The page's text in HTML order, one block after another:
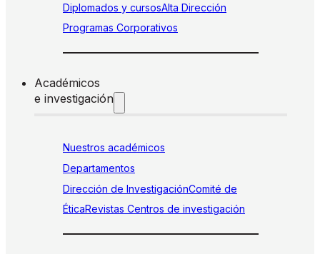
Diplomados y cursosAlta Dirección
Programas Corporativos
Académicos
e investigación
Nuestros académicos
Departamentos
Dirección de InvestigaciónComité de
ÉticaRevistas Centros de investigación